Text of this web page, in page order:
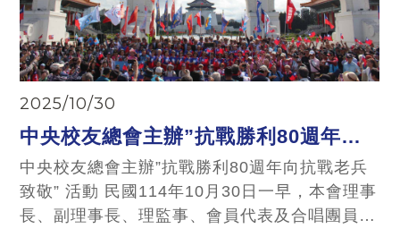
2025/10/30
中央校友總會主辦”抗戰勝利80週年向
抗戰老兵致敬” 活動
中央校友總會主辦”抗戰勝利80週年向抗戰老兵
致敬” 活動 民國114年10月30日一早，本會理事
長、副理事長、理監事、會員代表及合唱團員就